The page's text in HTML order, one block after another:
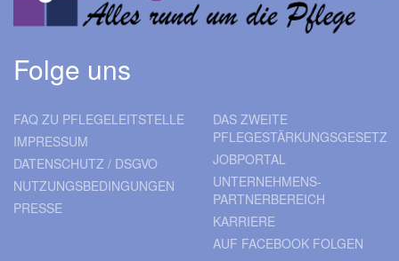
Folge uns
FAQ ZU PFLEGELEITSTELLE
IMPRESSUM
DATENSCHUTZ / DSGVO
NUTZUNGSBEDINGUNGEN
PRESSE
DAS ZWEITE
PFLEGESTÄRKUNGSGESETZ
JOBPORTAL
UNTERNEHMENS-
PARTNERBEREICH
KARRIERE
AUF FACEBOOK FOLGEN